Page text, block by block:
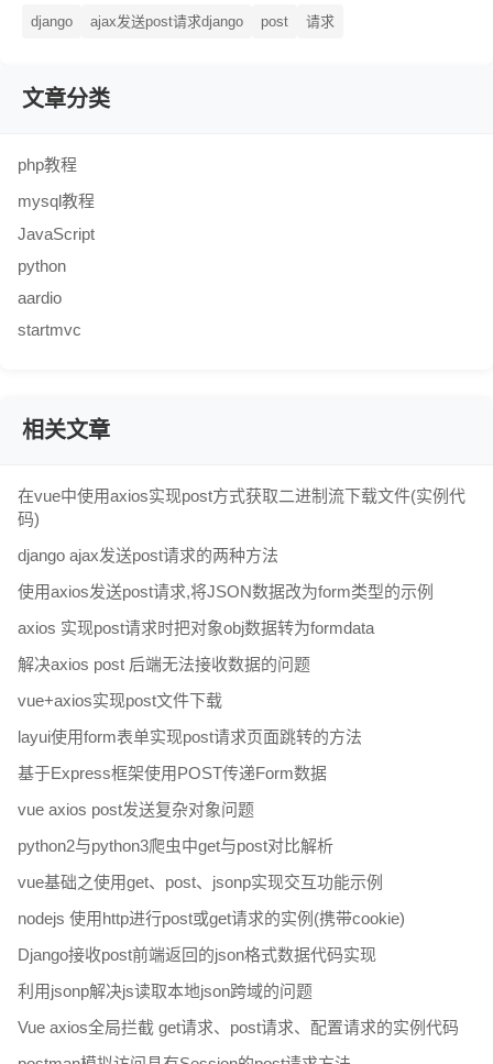
django ajax发送post请求django post 请求
文章分类
php教程
mysql教程
JavaScript
python
aardio
startmvc
相关文章
在vue中使用axios实现post方式获取二进制流下载文件(实例代
码)
django ajax发送post请求的两种方法
使用axios发送post请求,将JSON数据改为form类型的示例
axios 实现post请求时把对象obj数据转为formdata
解决axios post 后端无法接收数据的问题
vue+axios实现post文件下载
layui使用form表单实现post请求页面跳转的方法
基于Express框架使用POST传递Form数据
vue axios post发送复杂对象问题
python2与python3爬虫中get与post对比解析
vue基础之使用get、post、jsonp实现交互功能示例
nodejs 使用http进行post或get请求的实例(携带cookie)
Django接收post前端返回的json格式数据代码实现
利用jsonp解决js读取本地json跨域的问题
Vue axios全局拦截 get请求、post请求、配置请求的实例代码